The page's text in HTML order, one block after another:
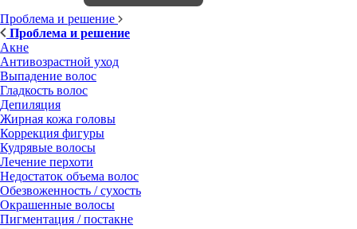
Проблема и решение
Проблема и решение
Акне
Антивозрастной уход
Выпадение волос
Гладкость волос
Депиляция
Жирная кожа головы
Коррекция фигуры
Кудрявые волосы
Лечение перхоти
Недостаток объема волос
Обезвоженность / сухость
Окрашенные волосы
Пигментация / постакне